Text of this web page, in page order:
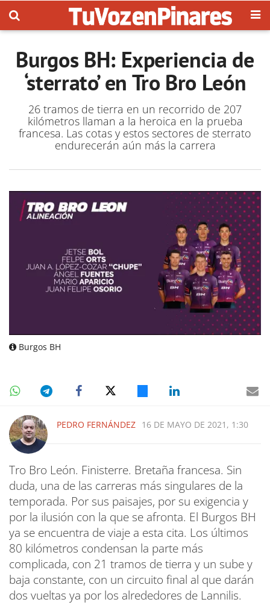
Burgos BH: Experiencia de
‘sterrato’ en Tro Bro León
26 tramos de tierra en un recorrido de 207
kilómetros llaman a la heroica en la prueba
francesa. Las cotas y estos sectores de sterrato
endurecerán aún más la carrera
Burgos BH
PEDRO FERNÁNDEZ 16 DE MAYO DE 2021, 1:30
Tro Bro León. Finisterre. Bretaña francesa. Sin
duda, una de las carreras más singulares de la
temporada. Por sus paisajes, por su exigencia y
por la ilusión con la que se afronta. El Burgos BH
ya se encuentra de viaje a esta cita. Los últimos
80 kilómetros condensan la parte más
complicada, con 21 tramos de tierra y un sube y
baja constante, con un circuito final al que darán
dos vueltas ya por los alrededores de Lannilis.